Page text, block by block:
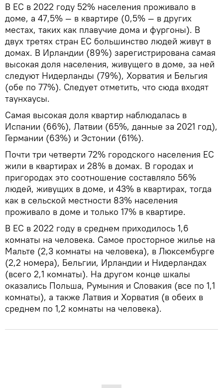
В ЕС в 2022 году 52% населения проживало в
доме, а 47,5% — в квартире (0,5% — в других
местах, таких как плавучие дома и фургоны). В
двух третях стран ЕС большинство людей живут в
домах. В Ирландии (89%) зарегистрирована самая
высокая доля населения, живущего в доме, за ней
следуют Нидерланды (79%), Хорватия и Бельгия
(обе по 77%). Следует отметить, что сюда входят
таунхаусы.
Самая высокая доля квартир наблюдалась в
Испании (66%), Латвии (65%, данные за 2021 год),
Германии (63%) и Эстонии (61%).
Почти три четверти 72% городского населения ЕС
жили в квартирах и 28% в домах. В городах и
пригородах это соотношение составляло 56%
людей, живущих в доме, и 43% в квартирах, тогда
как в сельской местности 83% населения
проживало в доме и только 17% в квартире.
В ЕС в 2022 году в среднем приходилось 1,6
комнаты на человека. Самое просторное жилье на
Мальте (2,3 комнаты на человека), в Люксембурге
(2,2 номера), Бельгии, Ирландии и Нидерландах
(всего 2,1 комнаты). На другом конце шкалы
оказались Польша, Румыния и Словакия (все по 1,1
комнаты), а также Латвия и Хорватия (в обеих в
среднем по 1,2 комнаты на человека).